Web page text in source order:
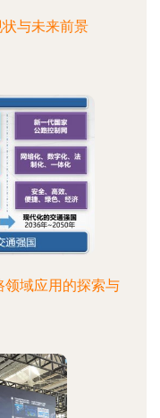
与未来前景
领域应用的探索与